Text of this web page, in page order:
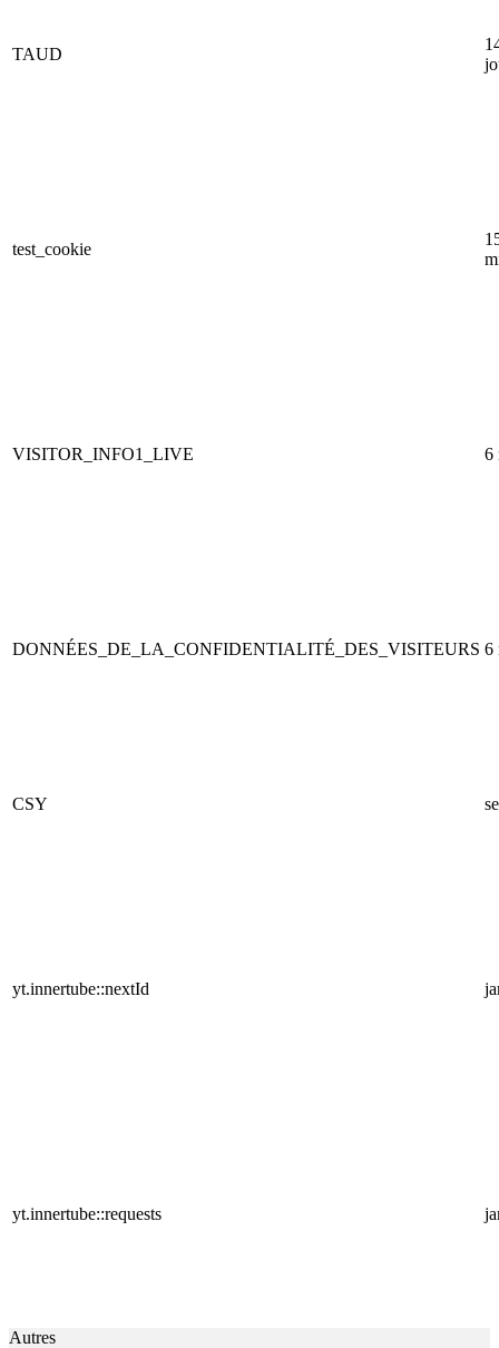
TAUD
test_cookie
VISITOR_INFO1_LIVE 6
DONNÉES_DE_LA_CONFIDENTIALITÉ_DES_VISITEURS 6
CSY
yt.innertube::nextId
yt.innertube::requests
Autres